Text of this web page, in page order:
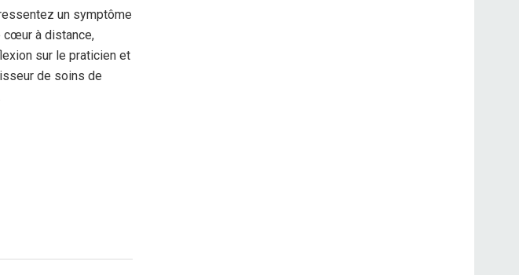
un symptôme
cœur à distance,
sur le praticien et
de soins de